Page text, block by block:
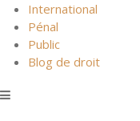
International
Pénal
Public
Blog de droit